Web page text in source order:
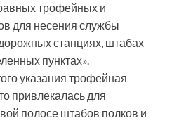
трофейных и
для несения службы
станциях, штабах
пунктах».
указания трофейная
привлекалась для
полосе штабов полков и